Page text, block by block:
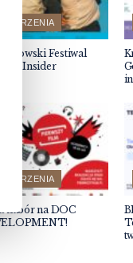
Festiwal
Insider
nabór na DOC